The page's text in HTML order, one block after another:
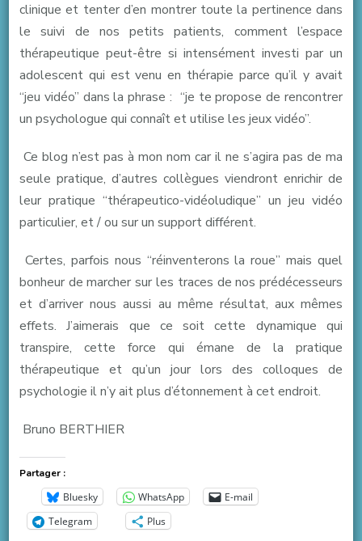
clinique et tenter d’en montrer toute la pertinence dans
le suivi de nos petits patients, comment l’espace
thérapeutique peut-être si intensément investi par un
adolescent qui est venu en thérapie parce qu’il y avait
“jeu vidéo” dans la phrase : “je te propose de rencontrer
un psychologue qui connaît et utilise les jeux vidéo”.
Ce blog n’est pas à mon nom car il ne s’agira pas de ma
seule pratique, d’autres collègues viendront enrichir de
leur pratique “thérapeutico-vidéoludique” un jeu vidéo
particulier, et / ou sur un support différent.
Certes, parfois nous “réinventerons la roue” mais quel
bonheur de marcher sur les traces de nos prédécesseurs
et d’arriver nous aussi au même résultat, aux mêmes
effets. J’aimerais que ce soit cette dynamique qui
transpire, cette force qui émane de la pratique
thérapeutique et qu’un jour lors des colloques de
psychologie il n’y ait plus d’étonnement à cet endroit.
Bruno BERTHIER
Partager :
Bluesky WhatsApp
E-mail
Telegram
Plus